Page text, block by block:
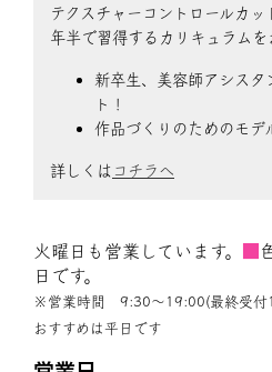
テクスチャーコントロールカ
年半で習得するカリキュラム
新卒生、美容師アシス
ト！
作品づくりのためのモデ
詳しくは コチラへ
火曜日も営業しています。
日です。
※営業時間 9:30〜19:00(最終受付
おすすめは平日です